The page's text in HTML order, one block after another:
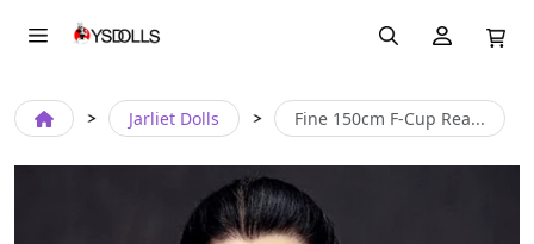
Jarliet Dolls Fine 150cm F-Cup Rea...